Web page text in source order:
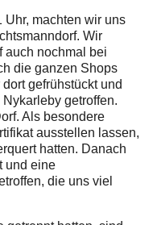
Uhr, machten wir uns
Wir
auch nochmal bei
die ganzen Shops
gefrühstückt und
getroffen.
Als besondere
ausstellen lassen,
hatten. Danach
und eine
die uns viel